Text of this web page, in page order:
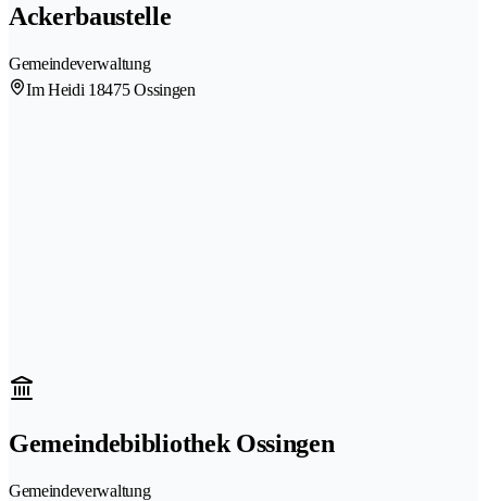
Ackerbaustelle
Gemeindeverwaltung
Im Heidi 18475 Ossingen
Gemeindebibliothek Ossingen
Gemeindeverwaltung